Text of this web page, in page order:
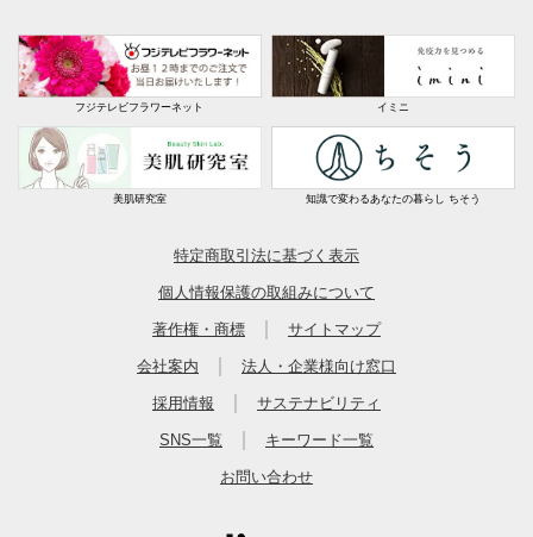
フジテレビフラワーネット イミニ
美肌研究室 知識で変わるあなたの暮らし ちそう
特定商取引法に基づく表示
個人情報保護の取組みについて
著作権・商標 サイトマップ
会社案内 法人・企業様向け窓口
採用情報 サステナビリティ
SNS一覧 キーワード一覧
お問い合わせ